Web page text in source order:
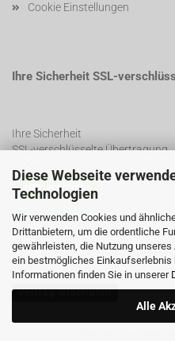
Diese Webseite
Technologien
Wir verwenden Cookies und
Drittanbietern, um die ordentliche
gewährleisten, die Nutzung
ein bestmögliches Einkaufserlebnis
Informationen finden Sie in unserer
Alle
Cookie Einstellungen
Ihre Sicherheit SSL-
Ihre Sicherheit
SSL-verschlüsselte Übertragung
SSL Certificate
Vertrag widerrufen